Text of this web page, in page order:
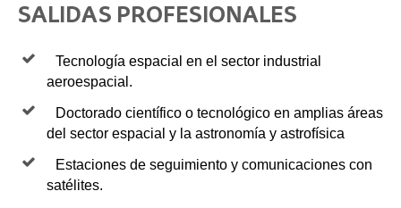
SALIDAS PROFESIONALES
Tecnología espacial en el sector industrial
aeroespacial.
Doctorado científico o tecnológico en amplias áreas
del sector espacial y la astronomía y astrofísica
Estaciones de seguimiento y comunicaciones con
satélites.